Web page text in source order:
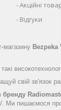
Акційні
Відгуки
магазину Bezpeka
свій зв'язок
бренду
Ми пишаємося